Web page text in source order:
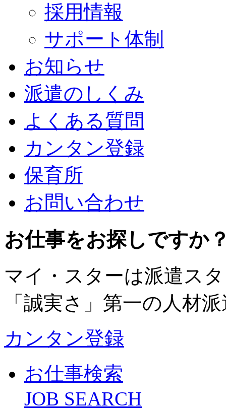
採用情報
サポート体制
お知らせ
派遣のしくみ
よくある質問
カンタン登録
保育所
お問い合わせ
お仕事をお探しですか
マイ・スターは派遣ス
「誠実さ」第一の人材
カンタン登録
お仕事検索
JOB SEARCH